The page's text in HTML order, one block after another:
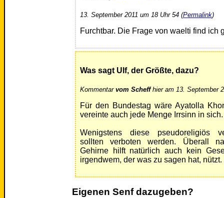
13. September 2011 um 18 Uhr 54 (Permalink)
Furchtbar. Die Frage von waelti find ich
Was sagt Ulf, der Größte, dazu?
Kommentar vom Scheffhier am 13. September
Für den Bundestag wäre Ayatolla
vereinte auch jede Menge Irrsinn in sich.
Wenigstens diese pseudoreligiös
sollten verboten werden. Überall
Gehirne hilft natürlich auch kein
irgendwem, der was zu sagen hat, nützt.
Eigenen Senf dazugeben?